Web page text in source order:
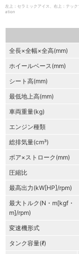
左上：セラミックアイス、右上：テッ
ation
全長×全幅×全高(mm)
ホイールベース(mm)
シート高(mm)
最低地上高(mm)
車両重量(kg)
エンジン種類
総排気量(cm³)
ボア×ストローク(mm)
圧縮比
最高出力(kW[HP]/rpm)
最大トルク(N・m[kgf・
m]/rpm)
変速機形式
タンク容量(ℓ)